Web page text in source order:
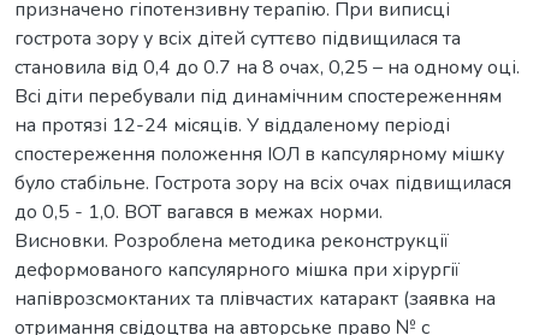
призначено гіпотензивну терапію. При виписці
гострота зору у всіх дітей суттєво підвищилася та
становила від 0,4 до 0.7 на 8 очах, 0,25 – на одному оці.
Всі діти перебували під динамічним спостереженням
на протязі 12-24 місяців. У віддаленому періоді
спостереження положення ІОЛ в капсулярному мішку
було стабільне. Гострота зору на всіх очах підвищилася
до 0,5 - 1,0. ВОТ вагався в межах норми.
Висновки. Розроблена методика реконструкції
деформованого капсулярного мішка при хірургії
напіврозсмоктаних та плівчастих катаракт (заявка на
отримання свідоцтва на авторське право № с